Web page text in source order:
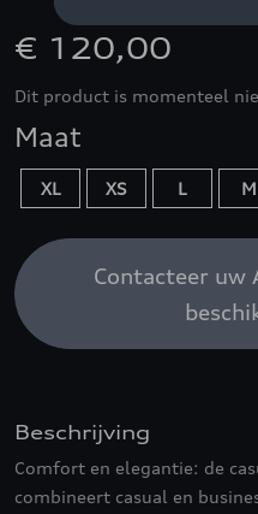
€ 120,00
Dit product is momenteel
Maat
XL XS L M
Contacteer uw
Beschrijving
Comfort en elegantie: de
combineert casual en